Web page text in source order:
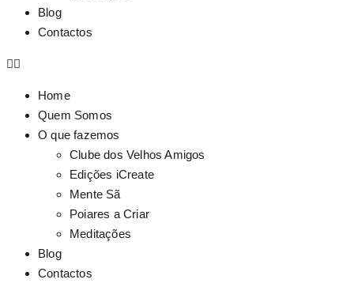
Blog
Contactos
Home
Quem Somos
O que fazemos
Clube dos Velhos Amigos
Edições iCreate
Mente Sã
Poiares a Criar
Meditações
Blog
Contactos